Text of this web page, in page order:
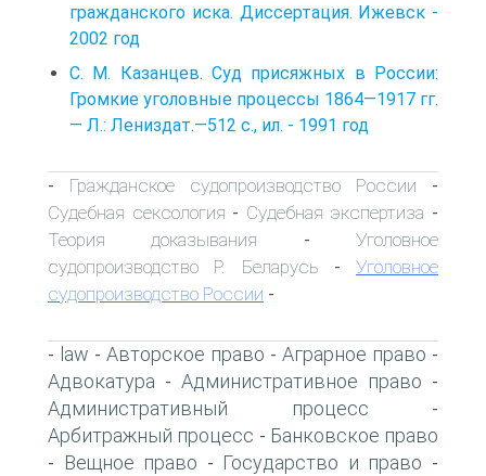
гражданского иска. Диссертация. Ижевск -
2002 год
С. М. Казанцев. Суд присяжных в России:
Громкие уголовные процессы 1864—1917 гг.
— Л.: Лениздат.—512 с., ил. - 1991 год
- Гражданское судопроизводство России -
Судебная сексология - Судебная экспертиза -
Теория доказывания -Уголовное
судопроизводство Р. Беларусь - Уголовное
судопроизводство России -
- law - Авторское право - Аграрное право -
Адвокатура - Административное право -
Административный процесс -
Арбитражный процесс - Банковское право
- Вещное право - Государство и право -